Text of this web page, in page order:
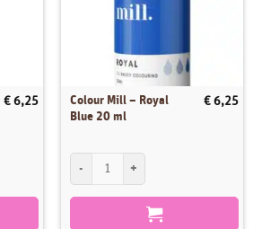
€ 6,25
Colour Mill – Royal
Blue 20 ml
€6,25